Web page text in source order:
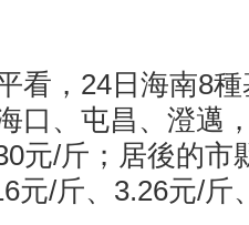
，24日海南8種
口、屯昌、澄邁
元/斤；居後的市
元/斤、3.26元/斤